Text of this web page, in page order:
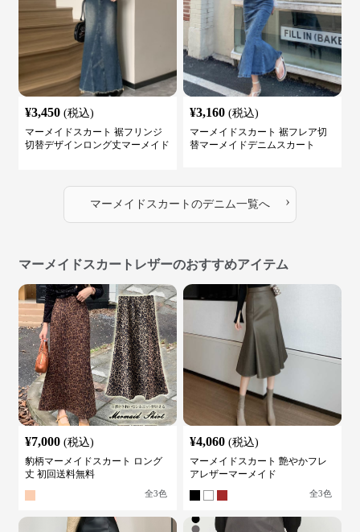
¥3,450 (税込)
マーメイドスカート 裾フリンジ
切替デザインロング丈マーメイド
¥3,160 (税込)
マーメイドスカート 裾フレア切
替マーメイドデニムスカート
マーメイドスカート のデニム一覧へ ›
マーメイドスカートレザーのおすすめアイテム
¥7,000 (税込)
豹柄マーメイドスカート ロング
丈 初回送料無料
全3色
¥4,060 (税込)
マーメイドスカート 艶やかフレ
アレザーマーメイド
全3色